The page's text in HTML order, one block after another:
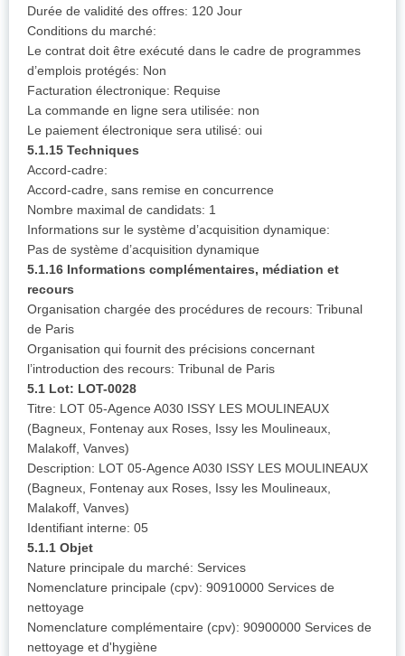
Durée de validité des offres: 120 Jour
Conditions du marché:
Le contrat doit être exécuté dans le cadre de programmes
d’emplois protégés: Non
Facturation électronique: Requise
La commande en ligne sera utilisée: non
Le paiement électronique sera utilisé: oui
5.1.15 Techniques
Accord-cadre:
Accord-cadre, sans remise en concurrence
Nombre maximal de candidats: 1
Informations sur le système d’acquisition dynamique:
Pas de système d’acquisition dynamique
5.1.16 Informations complémentaires, médiation et
recours
Organisation chargée des procédures de recours: Tribunal
de Paris
Organisation qui fournit des précisions concernant
l’introduction des recours: Tribunal de Paris
5.1 Lot: LOT-0028
Titre: LOT 05-Agence A030 ISSY LES MOULINEAUX
(Bagneux, Fontenay aux Roses, Issy les Moulineaux,
Malakoff, Vanves)
Description: LOT 05-Agence A030 ISSY LES MOULINEAUX
(Bagneux, Fontenay aux Roses, Issy les Moulineaux,
Malakoff, Vanves)
Identifiant interne: 05
5.1.1 Objet
Nature principale du marché: Services
Nomenclature principale (cpv): 90910000 Services de
nettoyage
Nomenclature complémentaire (cpv): 90900000 Services de
nettoyage et d'hygiène